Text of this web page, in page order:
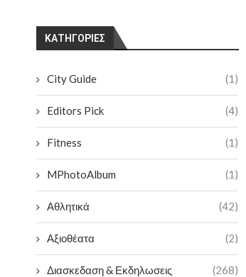
KΑΤΗΓΟΡΊΕΣ
City Guide (1)
Editors Pick (4)
Fitness (1)
MPhotoAlbum (1)
Αθλητικά (42)
Αξιοθέατα (2)
Διασκεδαση & Εκδηλωσεις (268)